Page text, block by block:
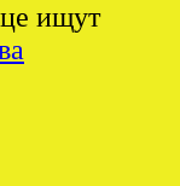
ищут